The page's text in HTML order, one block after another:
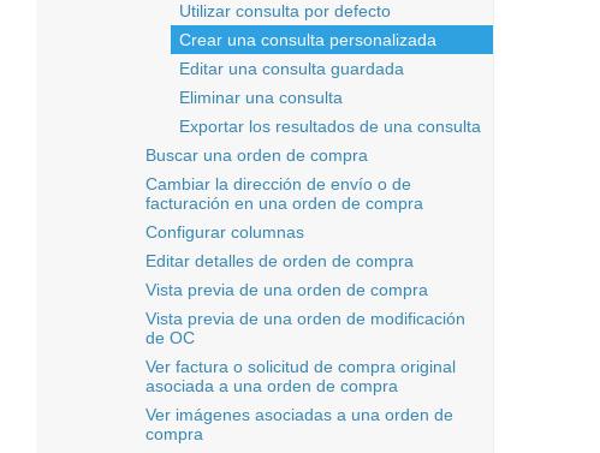
Utilizar consulta por defecto
Crear una consulta personalizada
Editar una consulta guardada
Eliminar una consulta
Exportar los resultados de una consulta
Buscar una orden de compra
Cambiar la dirección de envío o de
facturación en una orden de compra
Configurar columnas
Editar detalles de orden de compra
Vista previa de una orden de compra
Vista previa de una orden de modificación
de OC
Ver factura o solicitud de compra original
asociada a una orden de compra
Ver imágenes asociadas a una orden de
compra